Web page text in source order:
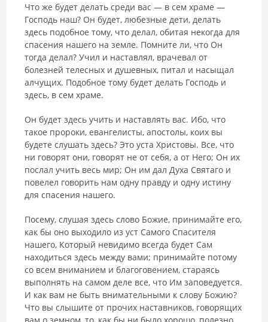
Что же будет делать среди вас — в сем храме —
Господь наш? Он бу­дет, любезные дети, делать
здесь подобное тому, что делал, обитая неко­гда для
спасения нашего на земле. Помните ли, что Он
тогда делал? Учил и наставлял, врачевал от
болезней телесных и душевных, питал и насы­щал
алчущих. Подобное тому будет делать Господь и
здесь, в сем храме.
Он будет здесь учить и наставлять вас. Ибо, что
такое пророки, еван­гелисты, апостолы, коих вы
будете слушать здесь? Это уста Христовы. Все, что
ни говорят они, говорят не от себя, а от Него; Он их
послал учить весь мир; Он им дал Духа Святаго и
повелел говорить нам одну правду и одну истину
для спасения нашего.
Посему, слушая здесь слово Божие, принимайте его,
как бы оно вы­ходило из уст Самого Спасителя
нашего, Который невидимо всегда будет Сам
находиться здесь между вами; принимайте потому
со всем внимани­ем и благоговением, стараясь
выполнять на самом деле все, что Им запо­ведуется.
И как вам не быть внимательными к слову Божию?
Что вы слы­шите от прочих наставников, говорящих